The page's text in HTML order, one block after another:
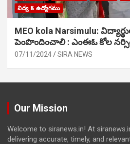
విద్య & ఉద్యోగము
MEO kola Narsimulu:
పెంపొందించాలి : ఎంఈఓ కోల
07/11/2024 SIRA NEWS
Our Mission
Welcome to siranews.in! At
delivering accurate, timely, and